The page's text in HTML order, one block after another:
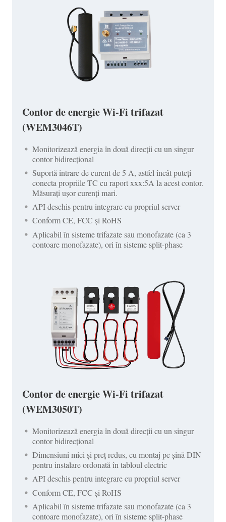
Contor de energie Wi-Fi trifazat
(WEM3046T)
Monitorizează energia în două direcții cu un singur
contor bidirecțional
Suportă intrare de curent de 5 A, astfel încât puteți
conecta propriile TC cu raport xxx:5A la acest contor.
Măsurați ușor curenți mari.
API deschis pentru integrare cu propriul server
Conform CE, FCC și RoHS
Aplicabil în sisteme trifazate sau monofazate (ca 3
contoare monofazate), ori în sisteme split-phase
Contor de energie Wi-Fi trifazat
(WEM3050T)
Monitorizează energia în două direcții cu un singur
contor bidirecțional
Dimensiuni mici și preț redus, cu montaj pe șină DIN
pentru instalare ordonată în tabloul electric
API deschis pentru integrare cu propriul server
Conform CE, FCC și RoHS
Aplicabil în sisteme trifazate sau monofazate (ca 3
contoare monofazate), ori în sisteme split-phase